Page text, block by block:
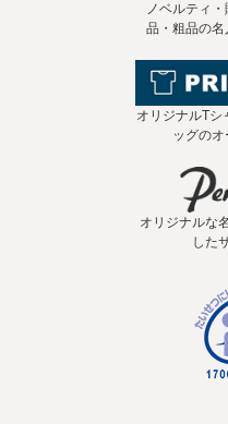
ノベルティ
品・粗品の名
オリジナルTシ
ッグのオ
オリジナルな
した